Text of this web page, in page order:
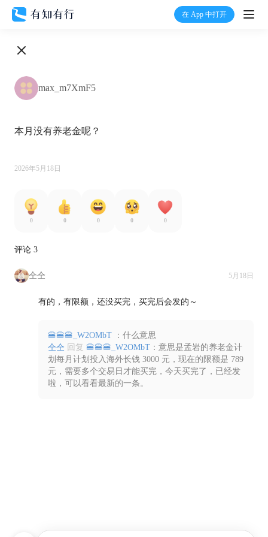
在 App 中打开
打
加入我们
max_m7XmF5
本月没有养老金呢？
2026年5月18日
0 0 0 0 0
评论 3
仝仝 5月18日
有的，有限额，还没买完，买完后会发的～
🍔🍔🍔_W2OMbT
：什么意思
仝仝 回复 🍔🍔🍔_W2OMbT ：意思是孟岩的养老金计
划每月计划投入海外长钱 3000 元，现在的限额是 789
元，需要多个交易日才能买完，今天买完了，已经发
啦，可以看看最新的一条。